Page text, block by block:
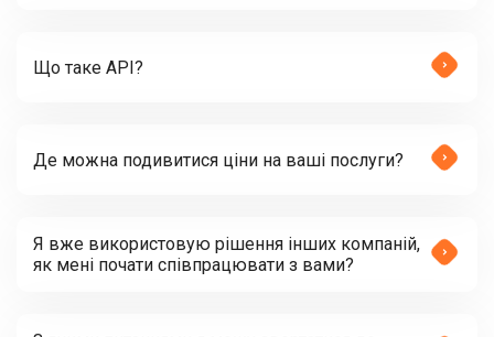
Що таке API?
Де можна подивитися ціни на ваші послуги?
Я вже використовую рішення інших компаній,
як мені почати співпрацювати з вами?